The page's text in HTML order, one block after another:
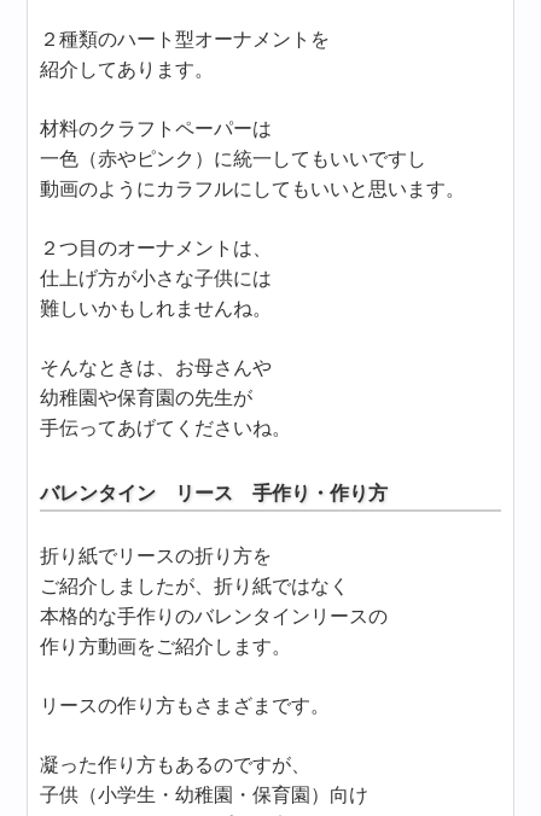
２種類のハート型オーナメントを
紹介してあります。
材料のクラフトペーパーは
一色（赤やピンク）に統一してもいいですし
動画のようにカラフルにしてもいいと思います。
２つ目のオーナメントは、
仕上げ方が小さな子供には
難しいかもしれませんね。
そんなときは、お母さんや
幼稚園や保育園の先生が
手伝ってあげてくださいね。
バレンタイン リース 手作り・作り方
折り紙でリースの折り方を
ご紹介しましたが、折り紙ではなく
本格的な手作りのバレンタインリースの
作り方動画をご紹介します。
リースの作り方もさまざまです。
凝った作り方もあるのですが、
子供（小学生・幼稚園・保育園）向け